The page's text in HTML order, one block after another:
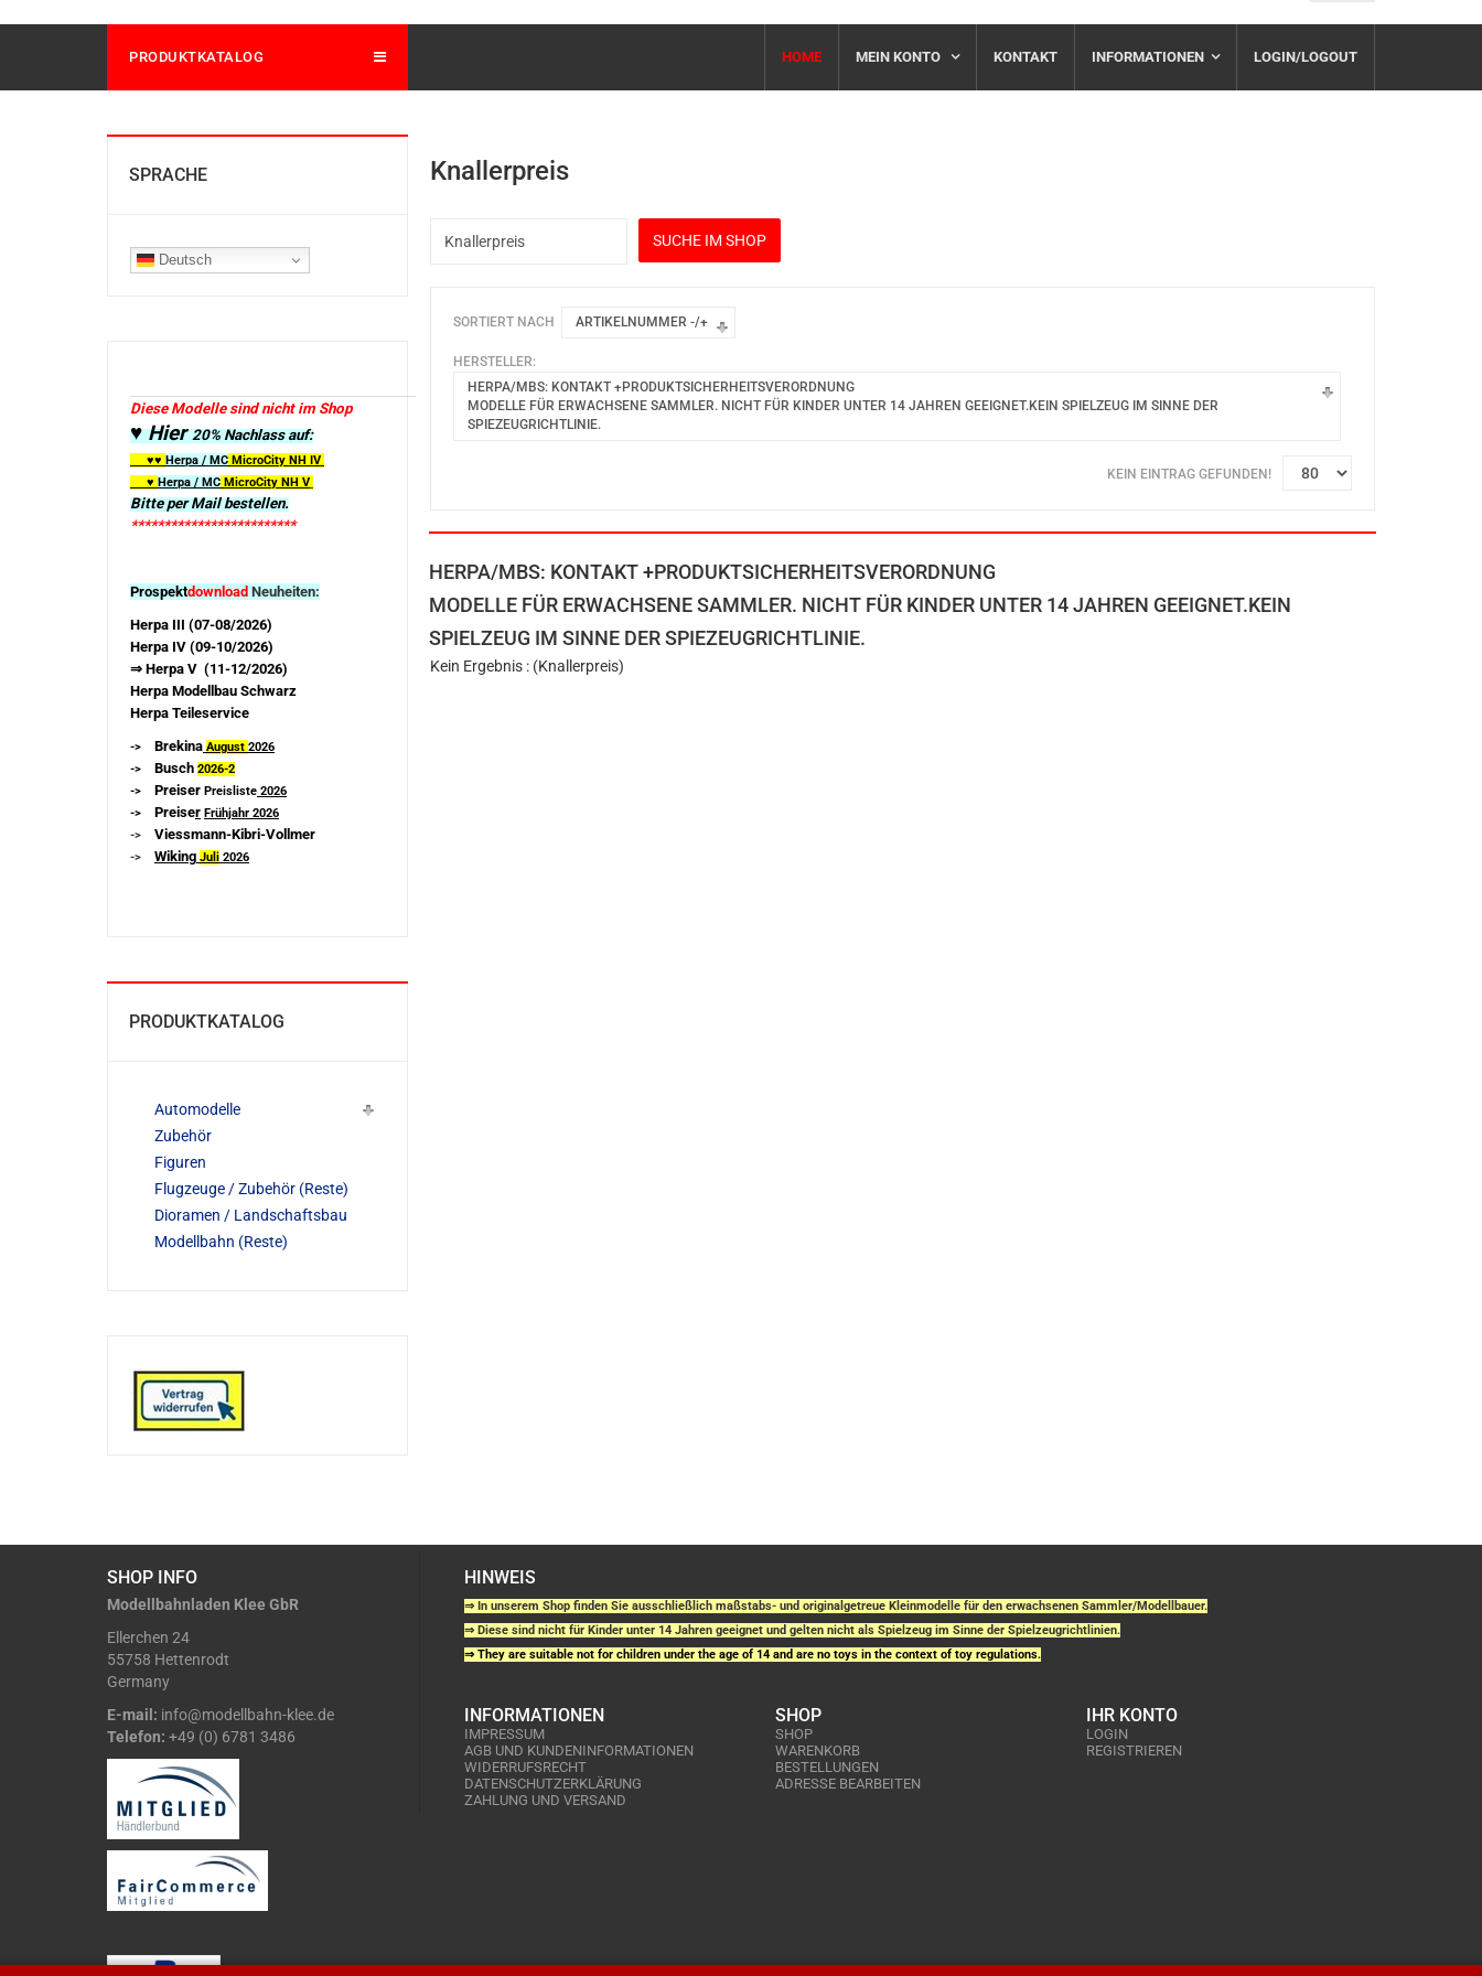
PRODUKTKATALOG HOME MEIN KONTO KONTAKT INFORMATIONEN LOGIN/LOGOUT
Knallerpreis
SORTIERT NACH ARTIKELNUMMER -/+
HERSTELLER:
HERPA/MBS: KONTAKT +PRODUKTSICHERHEITSVERORDNUNG
MODELLE FÜR ERWACHSENE SAMMLER. NICHT FÜR KINDER UNTER 14 JAHREN GEEIGNET.KEIN SPIELZEUG IM SINNE DER
SPIEZEUGRICHTLINIE.
KEIN EINTRAG GEFUNDEN!
HERPA/MBS: KONTAKT +PRODUKTSICHERHEITSVERORDNUNG
MODELLE FÜR ERWACHSENE SAMMLER. NICHT FÜR KINDER UNTER 14 JAHREN GEEIGNET.KEIN
SPIELZEUG IM SINNE DER SPIEZEUGRICHTLINIE.
Kein Ergebnis : (Knallerpreis)
SPRACHE
Deutsch
Diese Modelle sind nicht im Shop
♥ Hier20% Nachlass auf:
♥♥ Herpa / MC MicroCity NH IV
♥ Herpa / MC MicroCity NH V
Bitte per Mail bestellen.
*************************
Prospektdownload Neuheiten:
Herpa III (07-08/2026)
Herpa IV (09-10/2026)
⇒ Herpa V (11-12/2026)
Herpa Modellbau Schwarz
Herpa Teileservice
-> Brekina August 2026
-> Busch 2026-2
-> Preiser Preisliste 2026
-> Preiser Frühjahr 2026
-> Viessmann-Kibri-Vollmer
-> Wiking Juli 2026
PRODUKTKATALOG
Automodelle
Zubehör
Figuren
Flugzeuge / Zubehör (Reste)
Dioramen / Landschaftsbau
Modellbahn (Reste)
SHOP INFO
Modellbahnladen Klee GbR
Ellerchen 24
55758 Hettenrodt
Germany
E-mail: info@modellbahn-klee.de
Telefon: +49 (0) 6781 3486
HINWEIS
⇒ In unserem Shop finden Sie ausschließlich maßstabs- und originalgetreue Kleinmodelle für den erwachsenen Sammler/Modellbauer.
⇒ Diese sind nicht für Kinder unter 14 Jahren geeignet und gelten nicht als Spielzeug im Sinne der Spielzeugrichtlinien.
⇒ They are suitable not for children under the age of 14 and are no toys in the context of toy regulations.
INFORMATIONEN
IMPRESSUM
AGB UND KUNDENINFORMATIONEN
WIDERRUFSRECHT
DATENSCHUTZERKLÄRUNG
ZAHLUNG UND VERSAND
SHOP
SHOP
WARENKORB
BESTELLUNGEN
ADRESSE BEARBEITEN
IHR KONTO
LOGIN
REGISTRIEREN